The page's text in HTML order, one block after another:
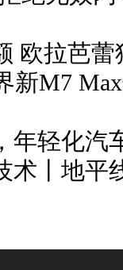
欧拉芭蕾
新M7
年轻化汽
术丨地平